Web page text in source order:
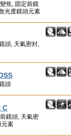
焦, 固定前鏡
光度鏡頭元素
頭, 天氣密封,
頭
C
鏡頭, 天氣密
元素